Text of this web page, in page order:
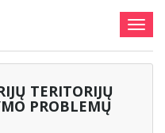
TERITORIJŲ
PROBLEMŲ